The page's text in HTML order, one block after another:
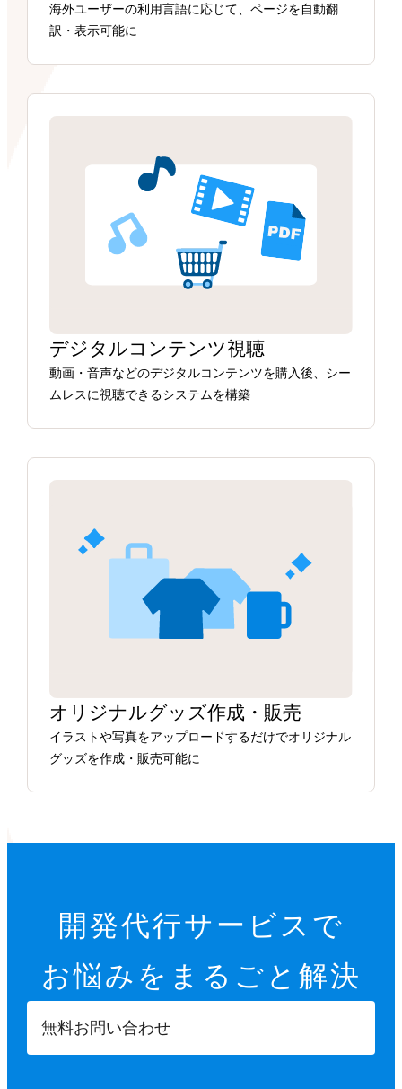
海外ユーザーの利用言語に応じて、ページを自動翻
訳・表示可能に
デジタルコンテンツ視聴
動画・音声などのデジタルコンテンツを購入後、シー
ムレスに視聴できるシステムを構築
オリジナルグッズ作成・販売
イラストや写真をアップロードするだけでオリジナル
グッズを作成・販売可能に
開発代行サービスで
お悩みをまるごと解決
無料お問い合わせ